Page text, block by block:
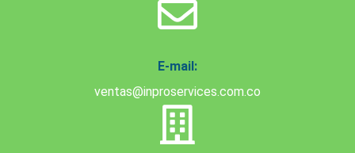
E-mail:
ventas@inproservices.com.co